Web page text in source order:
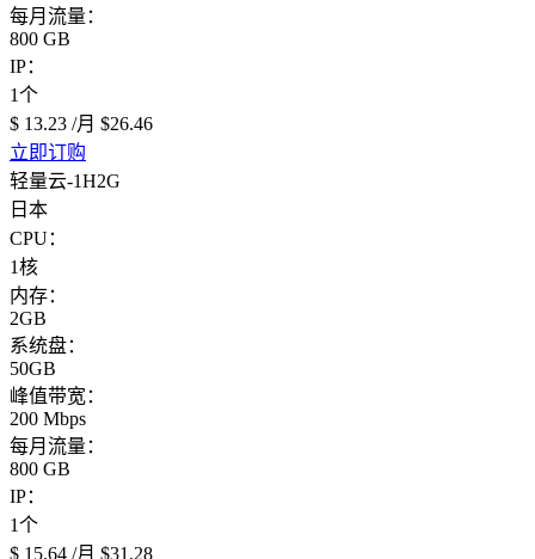
每月流量：
800 GB
IP：
1个
$ 13.23 /月 $26.46
立即订购
轻量云-1H2G
日本
CPU：
1核
内存：
2GB
系统盘：
50GB
峰值带宽：
200 Mbps
每月流量：
800 GB
IP：
1个
$ 15.64 /月 $31.28